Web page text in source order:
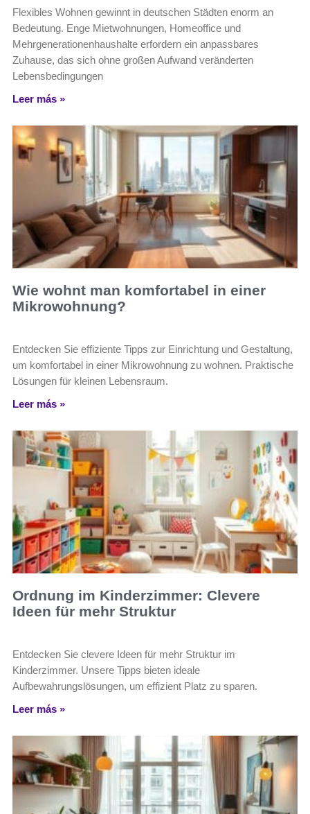
Flexibles Wohnen gewinnt in deutschen Städten enorm an
Bedeutung. Enge Mietwohnungen, Homeoffice und
Mehrgenerationenhaushalte erfordern ein anpassbares
Zuhause, das sich ohne großen Aufwand veränderten
Lebensbedingungen
Leer más »
Wie wohnt man komfortabel in einer
Mikrowohnung?
Entdecken Sie effiziente Tipps zur Einrichtung und Gestaltung,
um komfortabel in einer Mikrowohnung zu wohnen. Praktische
Lösungen für kleinen Lebensraum.
Leer más »
Ordnung im Kinderzimmer: Clevere
Ideen für mehr Struktur
Entdecken Sie clevere Ideen für mehr Struktur im
Kinderzimmer. Unsere Tipps bieten ideale
Aufbewahrungslösungen, um effizient Platz zu sparen.
Leer más »